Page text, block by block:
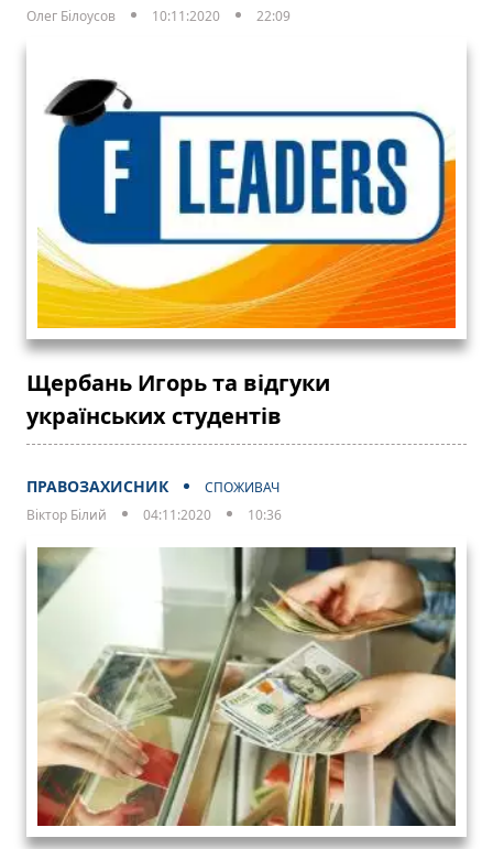
Олег Білоусов
10:11:2020 22:09
Щербань Игорь та відгуки
українських студентів
ПРАВОЗАХИСНИК
СПОЖИВАЧ
Віктор Білий
04:11:2020 10:36